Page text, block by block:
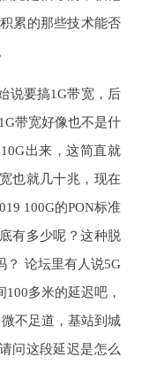
累的那些技术能否
说要搞1G带宽，后
带宽好像也不是什
出来，这简直就
也就几十兆，现在
100G的PON标准
有多少呢？这种脱
？ 论坛里有人说5G
多米的延迟吧，
不足道，基站到城
问这段延迟是怎么